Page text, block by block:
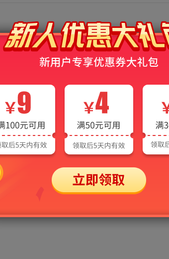
电子书常见问题
多端同步使用。电脑端在线版在圣才学习网及旗
移动设备下载安装圣才APP并登录即可使用（同一
买”里。
有的用户经常是在APP以游客身份购买，用手机号
切换到游客身份，再进入“已购买”栏目。